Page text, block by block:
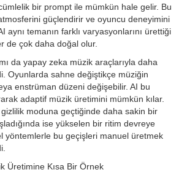
bir prompt ile mümkün hale gelir. Bu
güçlendirir ve oyuncu deneyimini
aynı temanın farklı varyasyonlarını ürettiği
de çok daha doğal olur.
da yapay zeka müzik araçlarıyla daha
Oyunlarda sahne değiştikçe müziğin
enstrüman düzeni değişebilir. AI bu
adaptif müzik üretimini mümkün kılar.
moduna geçtiğinde daha sakin bir
ise yükselen bir ritim devreye
yöntemlerle bu geçişleri manuel üretmek
Üretimine Kısa Bir Örnek